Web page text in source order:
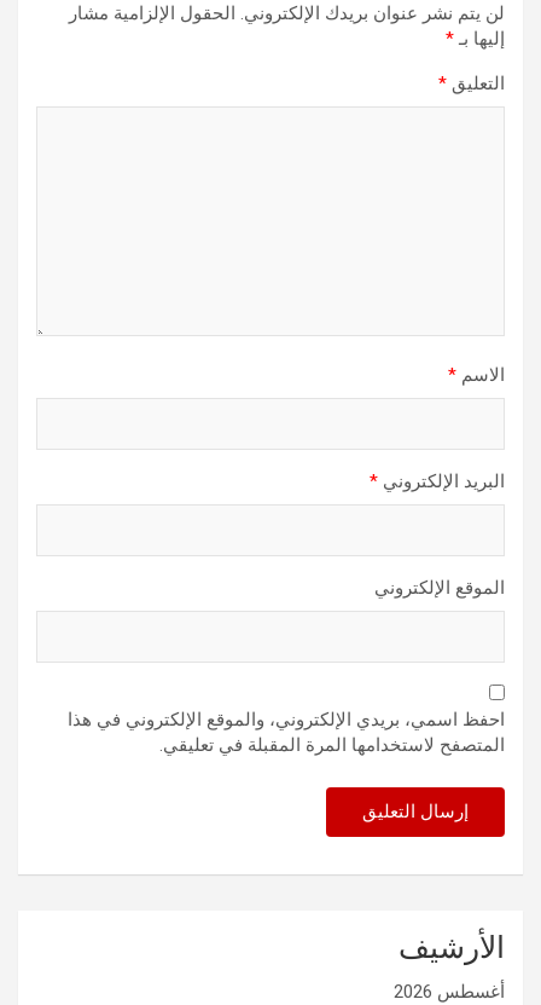
لن يتم نشر عنوان بريدك الإلكتروني. الحقول الإلزامية مشار
إليها بـ*
التعليق *
الاسم *
البريد الإلكتروني *
الموقع الإلكتروني
احفظ اسمي، بريدي الإلكتروني، والموقع الإلكتروني في هذا
المتصفح لاستخدامها المرة المقبلة في تعليقي.
الأرشيف
أغسطس 2026